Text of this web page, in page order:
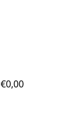
€0,00